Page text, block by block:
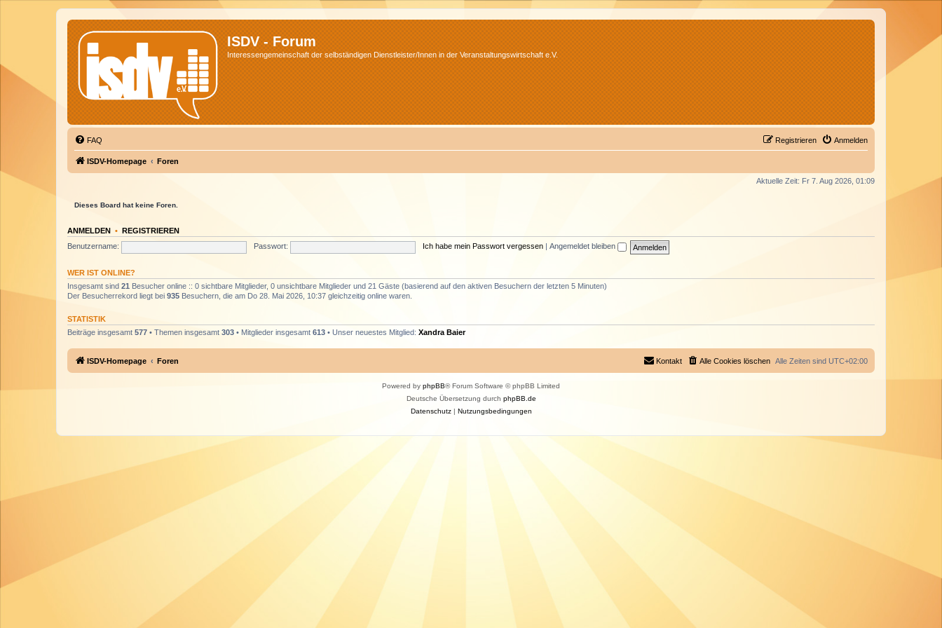
ISDV - Forum
Interessengemeinschaft der selbständigen Dienstleister/Innen in der Veranstaltungswirtschaft e.V.
FAQ Anmelden
Registrieren
ISDV-Homepage Foren
Aktuelle Zeit: Fr 7. Aug 2026, 01:09
Dieses Board hat keine Foren.
ANMELDEN • REGISTRIEREN
Benutzername:
Passwort: Ich habe mein Passwort vergessen Angemeldet bleiben
WER IST ONLINE?
Insgesamt sind 21 Besucher online :: 0 sichtbare Mitglieder, 0 unsichtbare Mitglieder und 21 Gäste (basierend auf den aktiven Besuchern der letzten 5 Minuten)
Der Besucherrekord liegt bei 935 Besuchern, die am Do 28. Mai 2026, 10:37 gleichzeitig online waren.
STATISTIK
Beiträge insgesamt 577 • Themen insgesamt 303 • Mitglieder insgesamt 613 • Unser neuestes Mitglied: Xandra Baier
ISDV-Homepage Foren Alle Zeiten sind UTC+02:00
Alle Cookies löschen
Kontakt
Powered by phpBB® Forum Software © phpBB Limited
Deutsche Übersetzung durch phpBB.de
Datenschutz| Nutzungsbedingungen